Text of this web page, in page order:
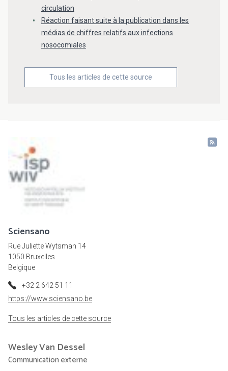
circulation
Réaction faisant suite à la publication dans les
médias de chiffres relatifs aux infections
nosocomiales
Tous les articles de cette source
Sciensano
Rue Juliette Wytsman 14
1050 Bruxelles
Belgique
+32 2 642 51 11
https://www.sciensano.be
Tous les articles de cette source
WesleyVan Dessel
Communication externe